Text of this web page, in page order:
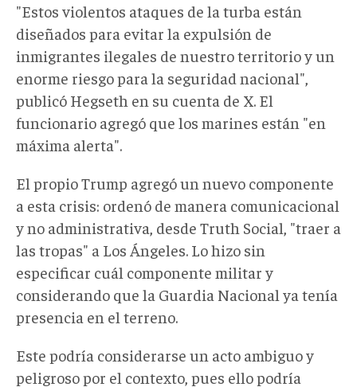
"Estos violentos ataques de la turba están
diseñados para evitar la expulsión de
inmigrantes ilegales de nuestro territorio y un
enorme riesgo para la seguridad nacional",
publicó Hegseth en su cuenta de X. El
funcionario agregó que los marines están "en
máxima alerta".
El propio Trump agregó un nuevo componente
a esta crisis: ordenó de manera comunicacional
y no administrativa, desde Truth Social, "traer a
las tropas" a Los Ángeles. Lo hizo sin
especificar cuál componente militar y
considerando que la Guardia Nacional ya tenía
presencia en el terreno.
Este podría considerarse un acto ambiguo y
peligroso por el contexto, pues ello podría